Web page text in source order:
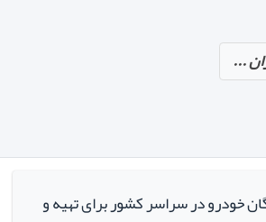
...
خودرو در سراسر کشور برای تهیه و